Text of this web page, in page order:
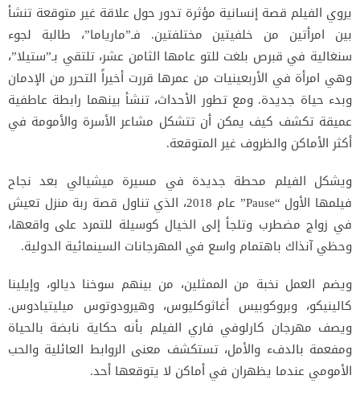
يروي الفيلم قصة إنسانية مؤثرة تدور حول علاقة غير متوقعة تنشأ
بين امرأتين من خلفيتين مختلفتين. فـ”مارياما”، طالبة لجوء
سنغالية في قبرص بلغت للتو عامها الثامن عشر، تلتقي بـ”ستيلا”،
وهي امرأة في الأربعينيات من عمرها قررت أخيراً التحرر من الإدمان
وبدء حياة جديدة. ومع تطور الأحداث، تنشأ بينهما رابطة عاطفية
عميقة تكشف كيف يمكن أن تتشكل مشاعر الأسرة والأمومة في
أكثر الأماكن والظروف غير المتوقعة.
ويشكل الفيلم محطة جديدة في مسيرة ميشيالي بعد نجاح
فيلمها الأول “Pause” عام 2018، الذي تناول قصة ربة منزل تعيش
في زواج مضطرب وتلجأ إلى الخيال كوسيلة للتمرد على واقعها،
وحظي آنذاك باهتمام واسع في المهرجانات السينمائية الدولية.
ويضم العمل نخبة من الممثلين، من بينهم سوخنا ديالو، وإيلينا
كالينيكو، وبروكوبيس أغاثوكليوس، وهيرودوتوس ميليتيادوس.
ويصف مهرجان كارلوفي فاري الفيلم بأنه حكاية نابضة بالحياة
ومفعمة بالدفء والأمل، تستكشف معنى الروابط العائلية والحب
الأمومي عندما يظهران في أماكن لا يتوقعها أحد.